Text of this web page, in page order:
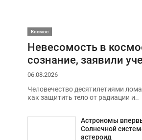
Космос
Невесомость в
сознание, заявили
06.08.2026
Человечество десятилетиями
как защитить тело от радиации и..
Астрономы
Солнечной
астероид